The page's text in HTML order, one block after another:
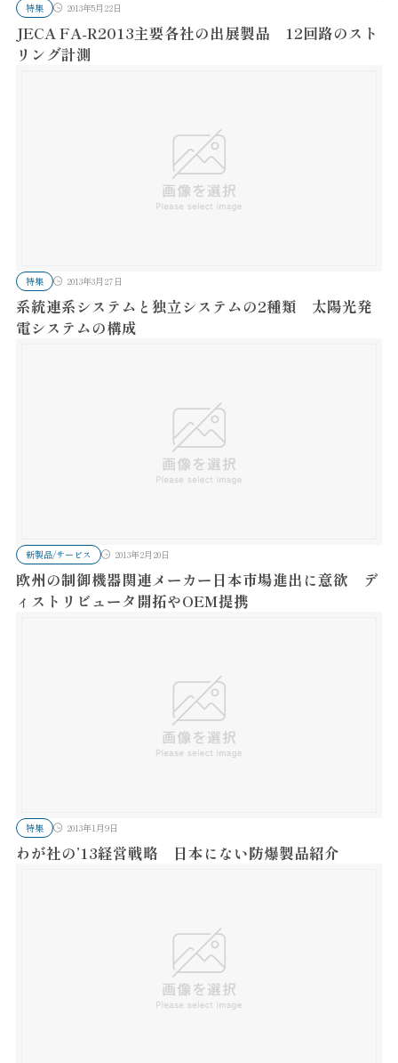
特集 2013年5月22日
JECA FA-R2013主要各社の出展製品 12回路のスト
リング計測
特集 2013年3月27日
系統連系システムと独立システムの2種類 太陽光発
電システムの構成
新製品/サービス 2013年2月20日
欧州の制御機器関連メーカー日本市場進出に意欲 デ
ィストリビュータ開拓やOEM提携
特集 2013年1月9日
わが社の’13経営戦略 日本にない防爆製品紹介